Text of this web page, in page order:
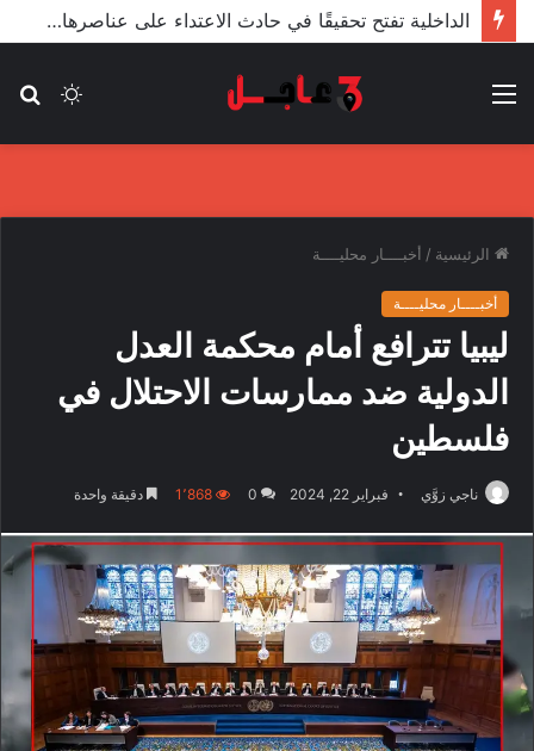
الأعور: اتفاقية ترسيم الحدود مع تركيا على طاولة النواب والاعتماد مرجّح
الوضع
القائمة
الرئيسية / أخبــــار محليــــة
أخبــــار محليــــة
ليبيا تترافع أمام محكمة العدل
الدولية ضد ممارسات الاحتلال في
فلسطين
ناجي زوَّي فبراير 22, 2024 0 1٬868 دقيقة واحدة